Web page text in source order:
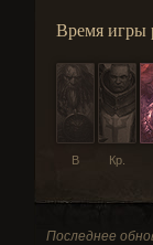
Время игры
В Кр.
Последнее